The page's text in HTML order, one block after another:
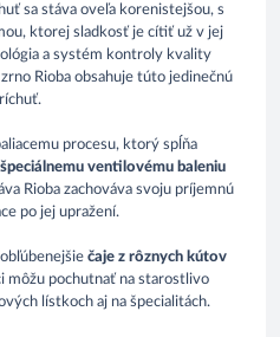
sa stáva oveľa korenistejšou, s
ktorej sladkosť je cítiť už v jej
a systém kontroly kvality
Rioba obsahuje túto jedinečnú
procesu, ktorý spĺňa
špeciálnemu ventilovému baleniu
Rioba zachováva svoju príjemnú
po jej upražení.
čaje z rôznych kútov
môžu pochutnať na starostlivo
lístkoch aj na špecialitách.